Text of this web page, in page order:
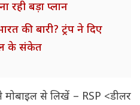
रही बड़ा प्लान
की बारी? ट्रंप ने दिए
के संकेत
से लिखें – RSP <डीलर